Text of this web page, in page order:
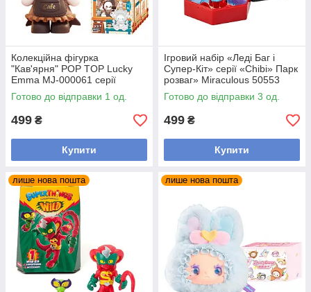
Колекційна фігурка
"Кав'ярня" POP TOP Lucky
Emma MJ-000061 серії
"Загадковий ліс"
Готово до відправки 1 од.
499 ₴
Купити
Ігровий набір «Леді Баг і
Супер-Кіт» серії «Chibi» Парк
розваг» Miraculous 50553
Готово до відправки 3 од.
499 ₴
Купити
лише нова пошта лише нова пошта